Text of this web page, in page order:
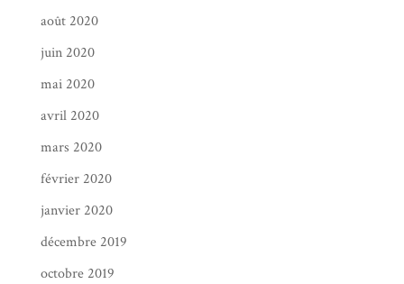
août 2020
juin 2020
mai 2020
avril 2020
mars 2020
février 2020
janvier 2020
décembre 2019
octobre 2019